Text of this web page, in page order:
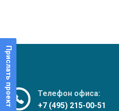
Телефон офиса:
+7 (495) 215-00-51
Прислать проект